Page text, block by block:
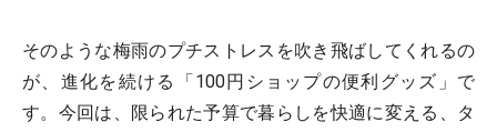
そのような梅雨のプチストレスを吹き飛ばしてくれるの
が、進化を続ける「100円ショップの便利グッズ」で
す。今回は、限られた予算で暮らしを快適に変える、タ